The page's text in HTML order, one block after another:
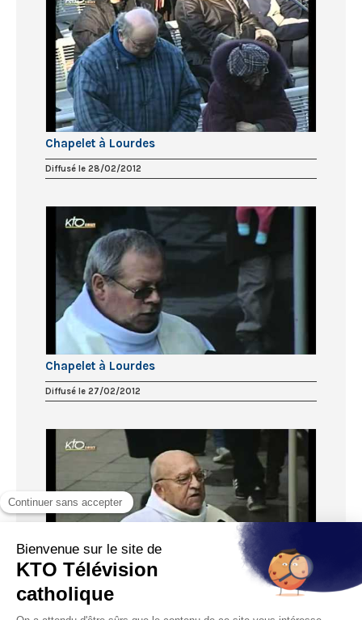
Chapelet à Lourdes
Diffusé le 28/02/2012
Chapelet à Lourdes
Diffusé le 27/02/2012
Chapelet à Lourdes
Diffusé le 26/02/2012